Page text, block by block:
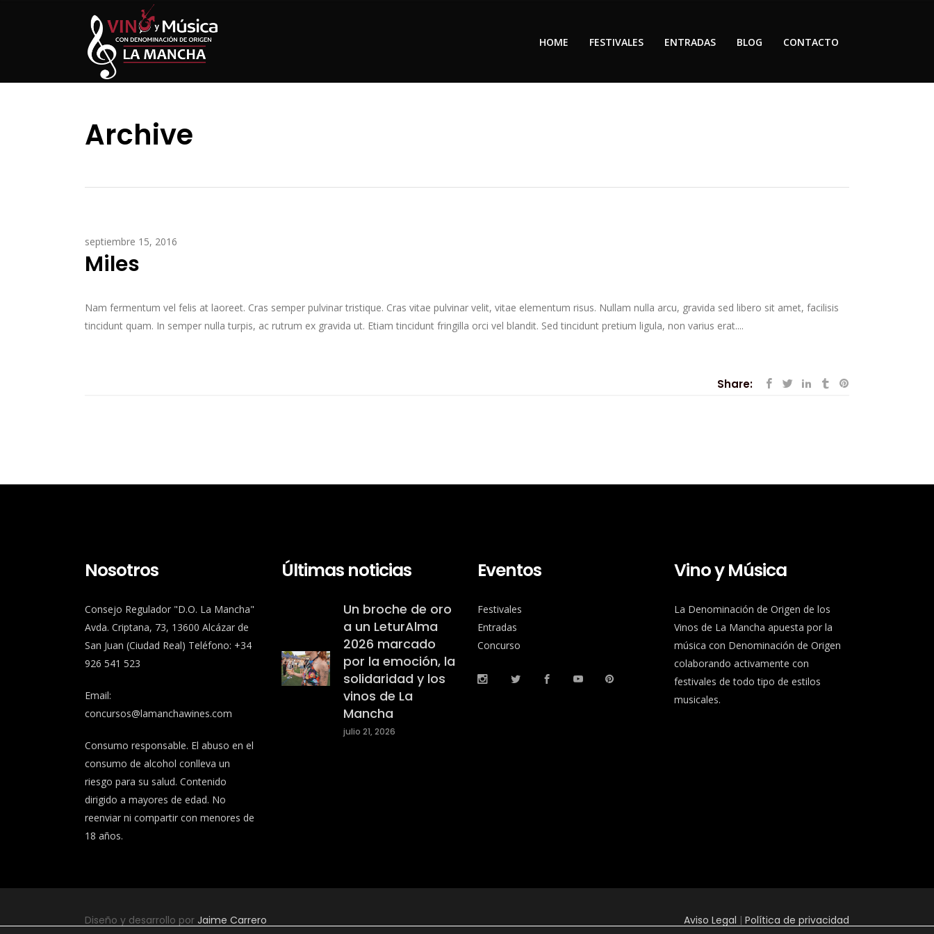
HOME FESTIVALES ENTRADAS BLOG CONTACTO
Archive
septiembre 15, 2016
Miles
Nam fermentum vel felis at laoreet. Cras semper pulvinar tristique. Cras vitae pulvinar velit, vitae elementum risus. Nullam nulla arcu, gravida sed libero sit amet, facilisis
tincidunt quam. In semper nulla turpis, ac rutrum ex gravida ut. Etiam tincidunt fringilla orci vel blandit. Sed tincidunt pretium ligula, non varius erat....
Share:
Nosotros
Consejo Regulador "D.O. La Mancha"
Avda. Criptana, 73, 13600 Alcázar de
San Juan (Ciudad Real) Teléfono: +34
926 541 523
Email:
concursos@lamanchawines.com
Consumo responsable. El abuso en el
consumo de alcohol conlleva un
riesgo para su salud. Contenido
dirigido a mayores de edad. No
reenviar ni compartir con menores de
18 años.
Últimas noticias
Un broche de oro
a un LeturAlma
2026 marcado
por la emoción, la
solidaridad y los
vinos de La
Mancha
julio 21, 2026
Eventos
Festivales
Entradas
Concurso
Vino y Música
La Denominación de Origen de los
Vinos de La Mancha apuesta por la
música con Denominación de Origen
colaborando activamente con
festivales de todo tipo de estilos
musicales.
Diseño y desarrollo por Jaime Carrero Aviso Legal | Política de privacidad